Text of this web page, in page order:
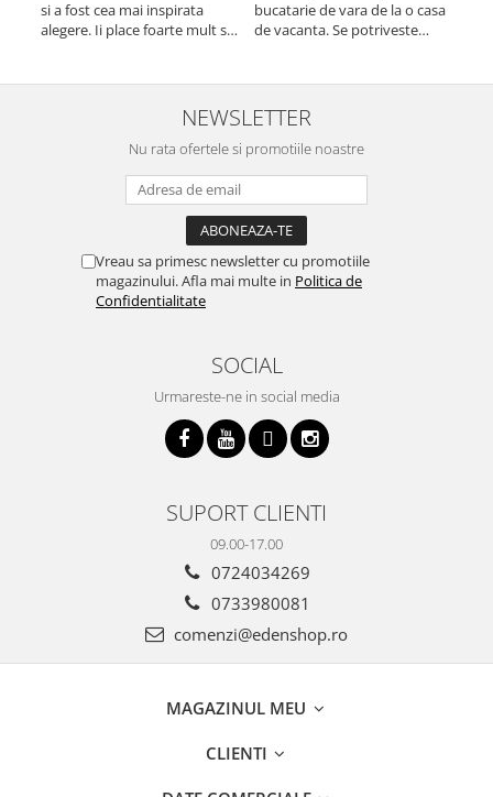
si a fost cea mai inspirata
alegere. Ii place foarte mult sa
tot invarta in cratita...ma
gandesc serios sa imi cumpar
si eu! Recomand mult !
bucatarie de vara de la o casa
de vacanta. Se potriveste
Calitate foarte buna,
recomand cu drag !
NEWSLETTER
Nu rata ofertele si promotiile noastre
Vreau sa primesc newsletter cu promotiile
magazinului. Afla mai multe in Politica de
Confidentialitate
SOCIAL
Urmareste-ne in social media
SUPORT CLIENTI
09.00-17.00
0724034269
0733980081
comenzi@edenshop.ro
MAGAZINUL MEU
CLIENTI